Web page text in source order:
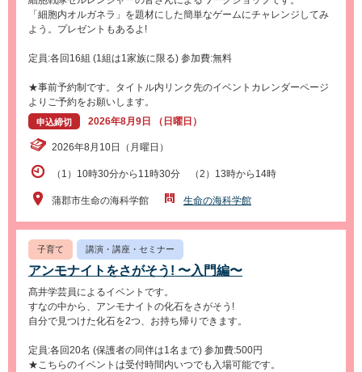
「細胞内オルガネラ」を題材にした簡単なゲームにチャレンジしてみ
よう。プレゼントもあるよ!
定員:各回16組 (1組は1家族に限る) 参加費:無料
★事前予約制です。タイトル内リンク先のイベントカレンダーページ
よりご予約をお願いします。
申込締切 2026年8月9日 （日曜日）
2026年8月10日（月曜日）
（1）10時30分から11時30分 （2）13時から14時
蒲郡市生命の海科学館 生命の海科学館
子育て 講演・講座・セミナー
アンモナイトをさがそう! 〜入門編〜
髙井学芸員によるイベントです。
すなの中から、アンモナイトの化石をさがそう!
自分で見つけた化石を2つ、お持ち帰りできます。
定員:各回20名 (保護者の同伴は1名まで) 参加費:500円
★こちらのイベントは受付時間内いつでも入場可能です。